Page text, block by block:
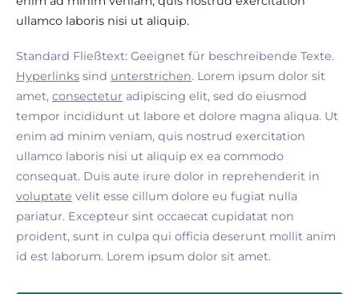
ullamco laboris nisi ut aliquip.
Standard Fließtext: Geeignet für beschreibende Texte.
Hyperlinks sind unterstrichen. Lorem ipsum dolor sit
amet, consectetur adipiscing elit, sed do eiusmod
tempor incididunt ut labore et dolore magna aliqua. Ut
enim ad minim veniam, quis nostrud exercitation
ullamco laboris nisi ut aliquip ex ea commodo
consequat. Duis aute irure dolor in reprehenderit in
voluptate velit esse cillum dolore eu fugiat nulla
pariatur. Excepteur sint occaecat cupidatat non
proident, sunt in culpa qui officia deserunt mollit anim
id est laborum. Lorem ipsum dolor sit amet.